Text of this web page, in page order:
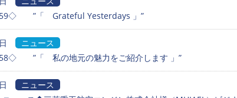
”「 Grateful Yesterdays 」”
ニュース
”「 私の地元の魅力をご紹介します 」”
ニュース